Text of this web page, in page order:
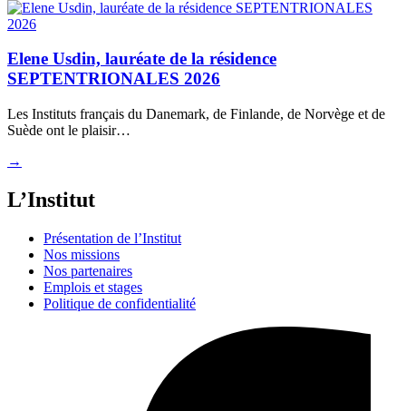
Elene Usdin, lauréate de la résidence
SEPTENTRIONALES 2026
Les Instituts français du Danemark, de Finlande, de Norvège et de
Suède ont le plaisir…
→
L’Institut
Présentation de l’Institut
Nos missions
Nos partenaires
Emplois et stages
Politique de confidentialité